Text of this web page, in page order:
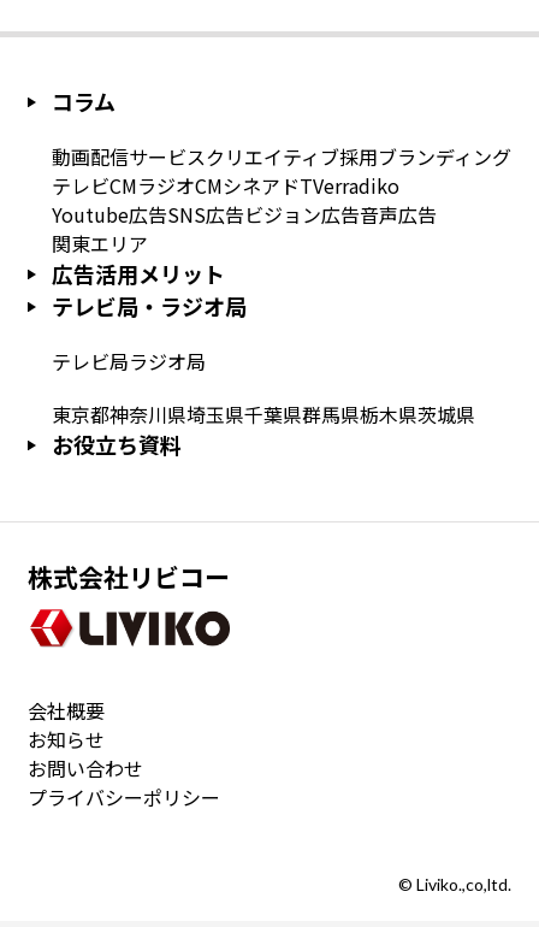
株式会社リビコー
会社概要
お知らせ
お問い合わせ
プライバシーポリシー
© Liviko.,co,ltd.
コラム
動画配信サービスクリエイティブ採用ブランディング
テレビCMラジオCMシネアドTVerradiko
Youtube広告SNS広告ビジョン広告音声広告
関東エリア
広告活用メリット
テレビ局・ラジオ局
テレビ局ラジオ局
東京都神奈川県埼玉県千葉県群馬県栃木県茨城県
お役立ち資料